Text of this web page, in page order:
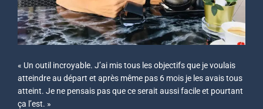
« Un outil incroyable. J’ai mis tous les objectifs que je voulais
atteindre au départ et après même pas 6 mois je les avais tous
atteint. Je ne pensais pas que ce serait aussi facile et pourtant
ça l’est. »